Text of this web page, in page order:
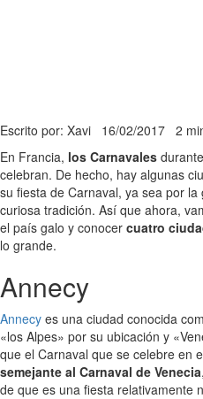
Escrito por: Xavi 16/02/2017 2
En Francia, los Carnavales
celebran. De hecho, hay algunas
su fiesta de Carnaval, ya sea por
curiosa tradición. Así que ahora,
el país galo y conocer cuatro
lo grande.
Annecy
Annecy es una ciudad conocida
«los Alpes» por su ubicación y
que el Carnaval que se celebre en
semejante al Carnaval de Venecia
de que es una fiesta relativamente